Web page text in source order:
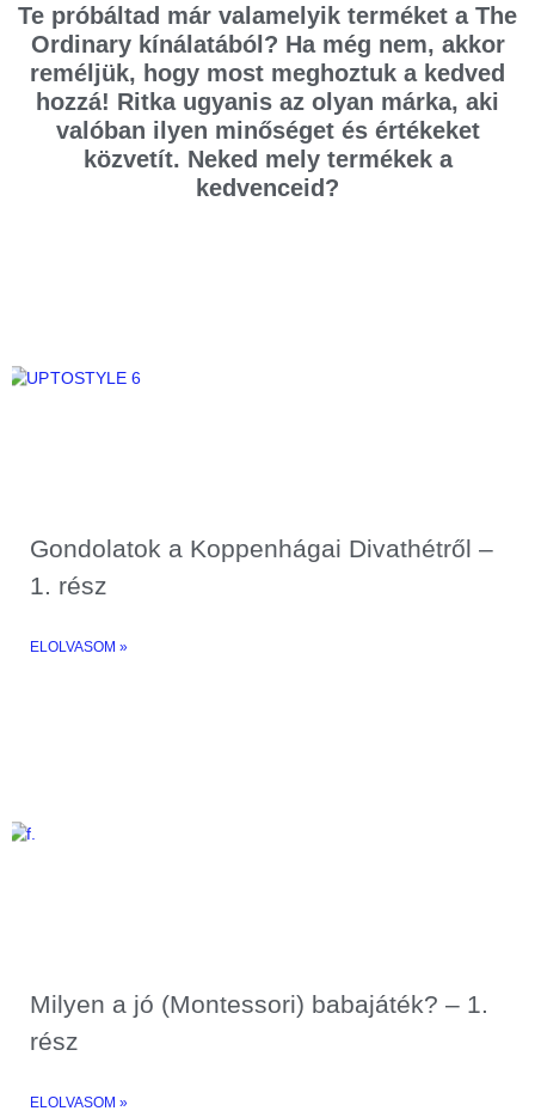
Te próbáltad már valamelyik terméket a The
Ordinary kínálatából? Ha még nem, akkor
reméljük, hogy most meghoztuk a kedved
hozzá! Ritka ugyanis az olyan márka, aki
valóban ilyen minőséget és értékeket
közvetít. Neked mely termékek a
kedvenceid?
Gondolatok a Koppenhágai Divathétről –
1. rész
ELOLVASOM »
Milyen a jó (Montessori) babajáték? – 1.
rész
ELOLVASOM »